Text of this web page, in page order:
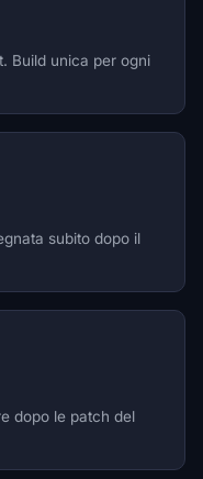
Build unica per ogni
subito dopo il
dopo le patch del